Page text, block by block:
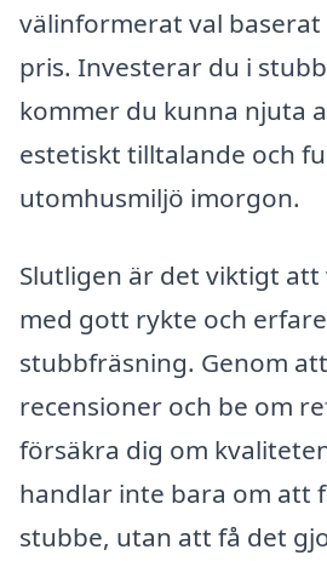
välinformerat val
pris. Investerar du i
kommer du kunna njuta
estetiskt tilltalande och
utomhusmiljö imorgon.
Slutligen är det viktigt
med gott rykte och
stubbfräsning. Genom
recensioner och be om
försäkra dig om
handlar inte bara om att
stubbe, utan att få det